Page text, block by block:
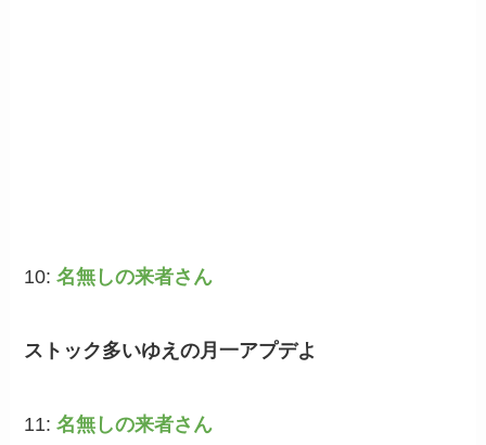
10:名無しの来者さん
ストック多いゆえの月一アプデよ
11:名無しの来者さん